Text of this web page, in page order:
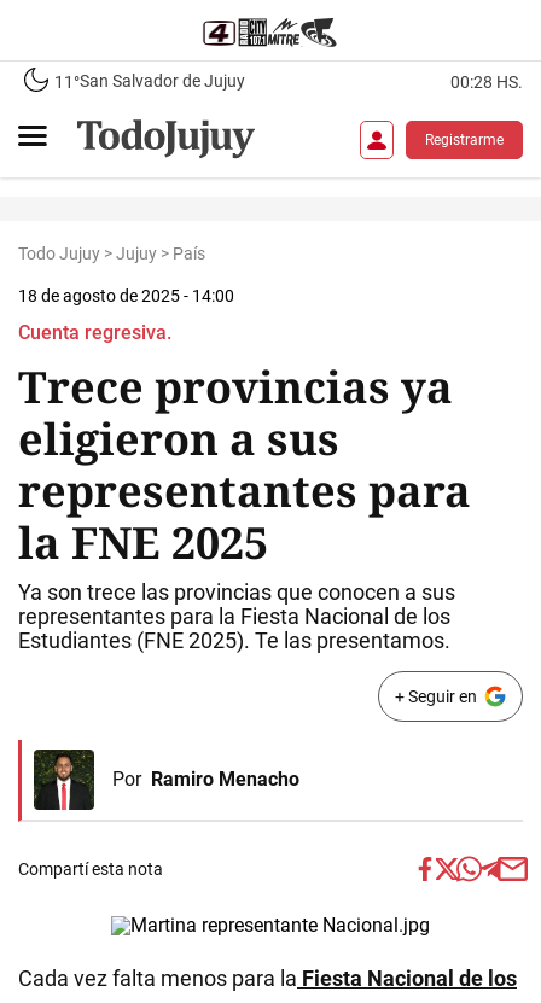
11°San Salvador de Jujuy 00:28 HS.
Registrarme
Todo Jujuy >Jujuy > País
18 de agosto de 2025 - 14:00
Cuenta regresiva.
Trece provincias ya
eligieron a sus
representantes para
la FNE 2025
Ya son trece las provincias que conocen a sus
representantes para la Fiesta Nacional de los
Estudiantes (FNE 2025). Te las presentamos.
+ Seguir en
Por Ramiro Menacho
Compartí esta nota
Cada vez falta menos para la Fiesta Nacional de los